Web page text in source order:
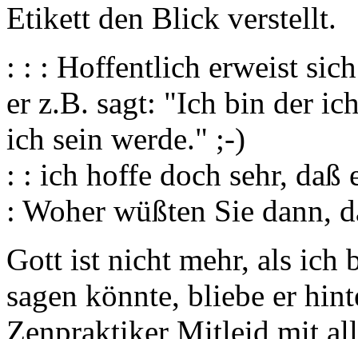
Etikett den Blick verstellt.
: : : Hoffentlich erweist
er z.B. sagt: "Ich bin der
ich sein werde." ;-)
: : ich hoffe doch sehr, daß
: Woher wüßten Sie dann,
Gott ist nicht mehr, als ich
sagen könnte, bliebe er
Zenpraktiker Mitleid mit